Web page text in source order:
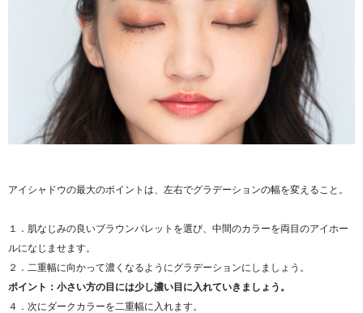
アイシャドウの最大のポイントは、左右でグラデーションの幅を変えること。
１．肌なじみの良いブラウンパレットを選び、中間のカラーを両目のアイホー
ルになじませます。
２．二重幅に向かって濃くなるようにグラデーションにしましょう。
ポイント：小さい方の目には少し濃い目に入れていきましょう。
４．次にダークカラーを二重幅に入れます。